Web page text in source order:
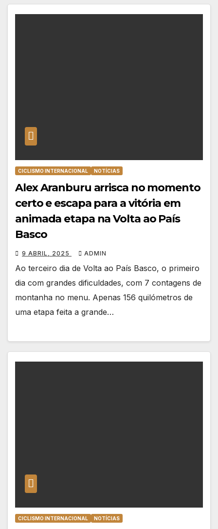
CICLISMO INTERNACIONAL NOTÍCIAS
Alex Aranburu arrisca no momento
certo e escapa para a vitória em
animada etapa na Volta ao País
Basco
9 ABRIL, 2025 ADMIN
Ao terceiro dia de Volta ao País Basco, o primeiro
dia com grandes dificuldades, com 7 contagens de
montanha no menu. Apenas 156 quilómetros de
uma etapa feita a grande…
CICLISMO INTERNACIONAL NOTÍCIAS